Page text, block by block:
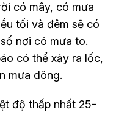
có mây, có mưa
tối và đêm sẽ có
nơi có mưa to.
có thể xảy ra lốc,
mưa dông.
độ thấp nhất 25-